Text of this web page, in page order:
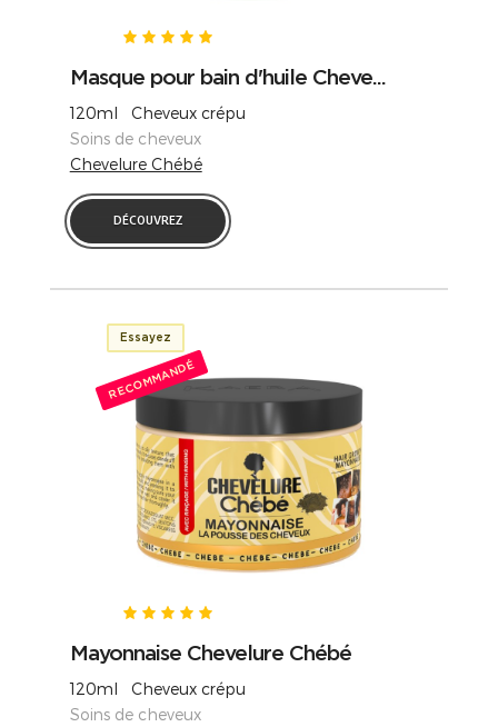
Masque pour bain d'huile Cheve...
120ml Cheveux crépu
Soins de cheveux
Chevelure Chébé
DÉCOUVREZ
Essayez
RECOMMANDÉ
Mayonnaise Chevelure Chébé
120ml Cheveux crépu
Soins de cheveux